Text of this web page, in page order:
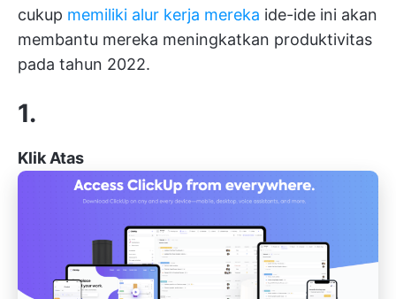
cukup memiliki alur kerja mereka ide-ide ini akan
membantu mereka meningkatkan produktivitas
pada tahun 2022.
1.
Klik Atas